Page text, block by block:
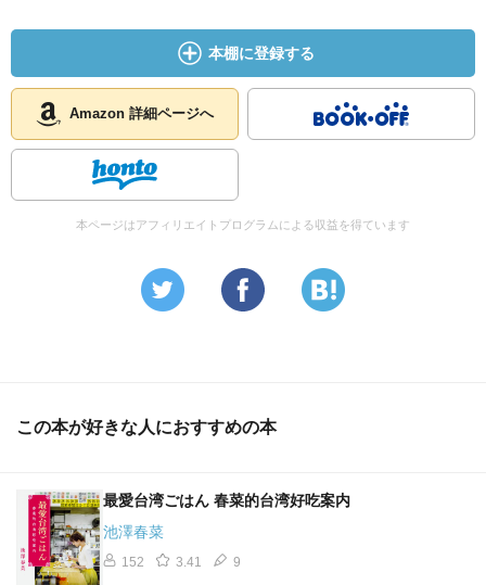
本棚に登録する
Amazon 詳細ページへ
本ページはアフィリエイトプログラムによる収益を得ています
この本が好きな人におすすめの本
最愛台湾ごはん 春菜的台湾好吃案内
池澤春菜
152 3.41 9